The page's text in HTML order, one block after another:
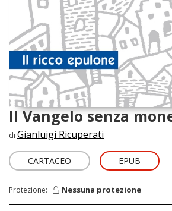
Il Vangelo senza
di Gianluigi Ricuperati
CARTACEO EPUB
Protezione: Nessuna protezione